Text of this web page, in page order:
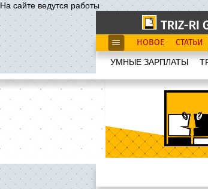
На сайте ведутся работы
НОВОЕ СТАТЬИ
УМНЫЕ ЗАРПЛАТЫ